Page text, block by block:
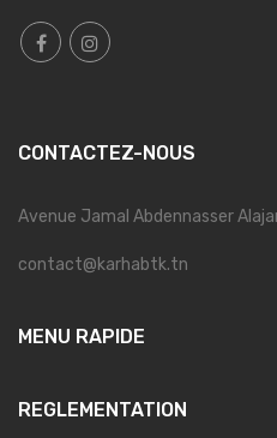
CONTACTEZ-NOUS
Avenue Jamal Abdennasser
contact@karhabtk.tn
MENU RAPIDE
REGLEMENTATION